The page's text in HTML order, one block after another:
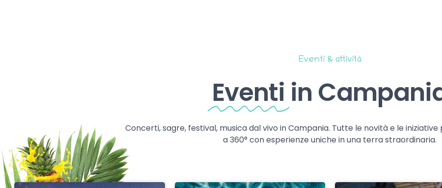
Eventi & attività
Eventi in
Concerti, sagre, festival, musica dal vivo in Campania. Tutte le novità e le
a 360° con esperienze uniche in una terra straordinaria.